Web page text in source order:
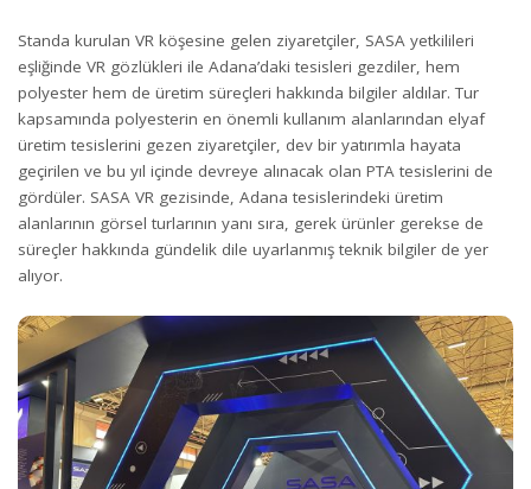
Standa kurulan VR köşesine gelen ziyaretçiler, SASA yetkilileri
eşliğinde VR gözlükleri ile Adana’daki tesisleri gezdiler, hem
polyester hem de üretim süreçleri hakkında bilgiler aldılar. Tur
kapsamında polyesterin en önemli kullanım alanlarından elyaf
üretim tesislerini gezen ziyaretçiler, dev bir yatırımla hayata
geçirilen ve bu yıl içinde devreye alınacak olan PTA tesislerini de
gördüler. SASA VR gezisinde, Adana tesislerindeki üretim
alanlarının görsel turlarının yanı sıra, gerek ürünler gerekse de
süreçler hakkında gündelik dile uyarlanmış teknik bilgiler de yer
alıyor.